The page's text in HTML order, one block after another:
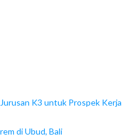
K3 untuk Prospek Kerja
di Ubud, Bali